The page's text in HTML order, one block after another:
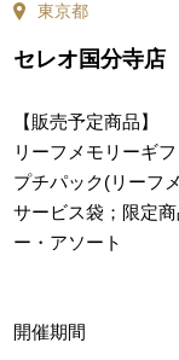
東京都
セレオ国分寺
【販売予定商品】
リーフメモリーギ
プチパック(リーフ
サービス袋；限定
ー・アソート
開催期間